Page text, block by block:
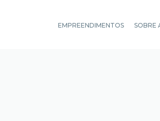
EMPREENDIMENTOS SOBRE